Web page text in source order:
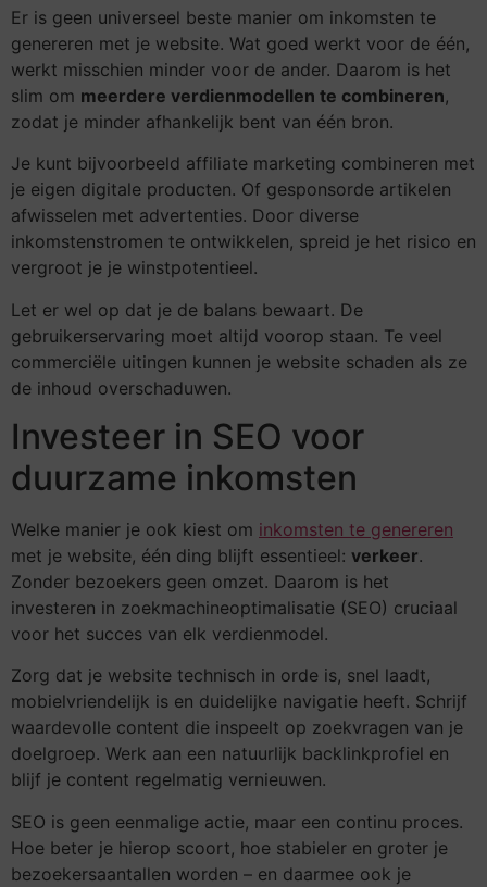
Er is geen universeel beste manier om inkomsten te
genereren met je website. Wat goed werkt voor de één,
werkt misschien minder voor de ander. Daarom is het
slim om meerdere verdienmodellen te combineren,
zodat je minder afhankelijk bent van één bron.
Je kunt bijvoorbeeld affiliate marketing combineren met
je eigen digitale producten. Of gesponsorde artikelen
afwisselen met advertenties. Door diverse
inkomstenstromen te ontwikkelen, spreid je het risico en
vergroot je je winstpotentieel.
Let er wel op dat je de balans bewaart. De
gebruikerservaring moet altijd voorop staan. Te veel
commerciële uitingen kunnen je website schaden als ze
de inhoud overschaduwen.
Investeer in SEO voor
duurzame inkomsten
Welke manier je ook kiest om inkomsten te genereren
met je website, één ding blijft essentieel: verkeer.
Zonder bezoekers geen omzet. Daarom is het
investeren in zoekmachineoptimalisatie (SEO) cruciaal
voor het succes van elk verdienmodel.
Zorg dat je website technisch in orde is, snel laadt,
mobielvriendelijk is en duidelijke navigatie heeft. Schrijf
waardevolle content die inspeelt op zoekvragen van je
doelgroep. Werk aan een natuurlijk backlinkprofiel en
blijf je content regelmatig vernieuwen.
SEO is geen eenmalige actie, maar een continu proces.
Hoe beter je hierop scoort, hoe stabieler en groter je
bezoekersaantallen worden – en daarmee ook je